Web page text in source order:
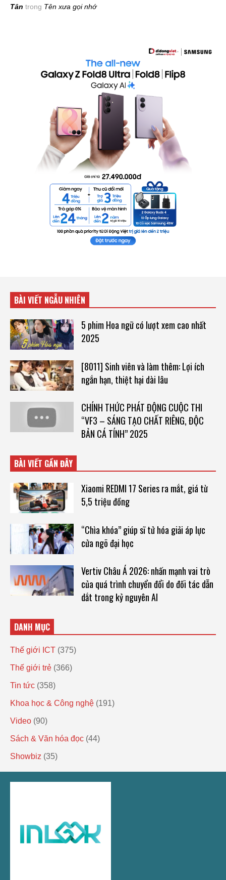
Tân trong Tên xưa gọi nhớ
BÀI VIẾT NGẪU NHIÊN
5 phim Hoa ngữ có lượt xem cao nhất
2025
[8011] Sinh viên và làm thêm: Lợi ích
ngắn hạn, thiệt hại dài lâu
CHÍNH THỨC PHÁT ĐỘNG CUỘC THI
“VF3 – SÁNG TẠO CHẤT RIÊNG, ĐỘC
BẢN CÁ TÍNH” 2025
BÀI VIẾT GẦN ĐÂY
Xiaomi REDMI 17 Series ra mắt, giá từ
5,5 triệu đồng
“Chìa khóa” giúp sĩ tử hóa giải áp lực
cửa ngõ đại học
Vertiv Châu Á 2026: nhấn mạnh vai trò
của quá trình chuyển đổi do đối tác dẫn
dắt trong kỷ nguyên AI
DANH MỤC
Thế giới ICT (375)
Thế giới trẻ (366)
Tin tức (358)
Khoa học & Công nghệ (191)
Video (90)
Sách & Văn hóa đọc (44)
Showbiz (35)